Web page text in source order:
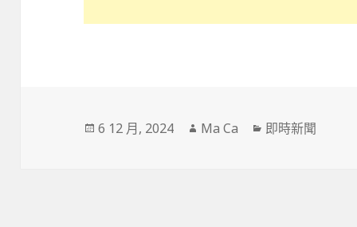
發
6 12 月, 2024
作
Ma Ca
分
即時新聞